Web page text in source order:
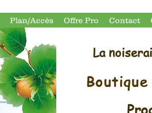
Plan/Accès Offre Pro Contact
La